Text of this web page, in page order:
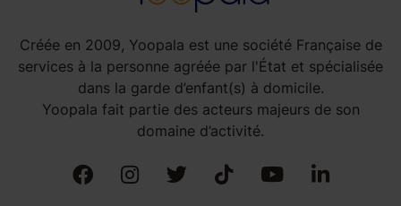
Créée en 2009, Yoopala est une société Française de
services à la personne agréée par l'État et spécialisée
dans la garde d’enfant(s) à domicile.
Yoopala fait partie des acteurs majeurs de son
domaine d’activité.